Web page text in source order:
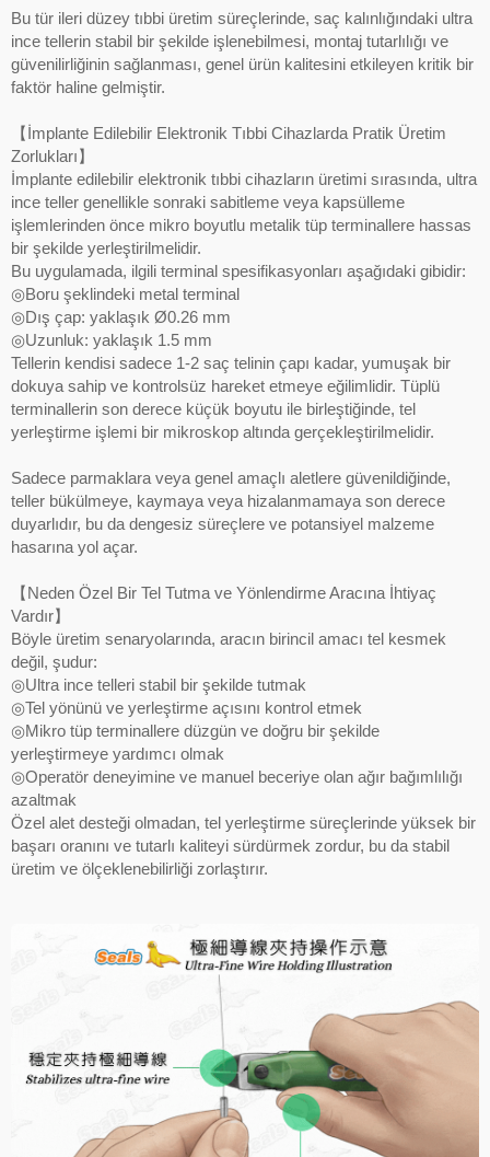
Bu tür ileri düzey tıbbi üretim süreçlerinde, saç kalınlığındaki ultra
ince tellerin stabil bir şekilde işlenebilmesi, montaj tutarlılığı ve
güvenilirliğinin sağlanması, genel ürün kalitesini etkileyen kritik bir
faktör haline gelmiştir.
【İmplante Edilebilir Elektronik Tıbbi Cihazlarda Pratik Üretim
Zorlukları】
İmplante edilebilir elektronik tıbbi cihazların üretimi sırasında, ultra
ince teller genellikle sonraki sabitleme veya kapsülleme
işlemlerinden önce mikro boyutlu metalik tüp terminallere hassas
bir şekilde yerleştirilmelidir.
Bu uygulamada, ilgili terminal spesifikasyonları aşağıdaki gibidir:
◎Boru şeklindeki metal terminal
◎Dış çap: yaklaşık Ø0.26 mm
◎Uzunluk: yaklaşık 1.5 mm
Tellerin kendisi sadece 1-2 saç telinin çapı kadar, yumuşak bir
dokuya sahip ve kontrolsüz hareket etmeye eğilimlidir. Tüplü
terminallerin son derece küçük boyutu ile birleştiğinde, tel
yerleştirme işlemi bir mikroskop altında gerçekleştirilmelidir.
Sadece parmaklara veya genel amaçlı aletlere güvenildiğinde,
teller bükülmeye, kaymaya veya hizalanmamaya son derece
duyarlıdır, bu da dengesiz süreçlere ve potansiyel malzeme
hasarına yol açar.
【Neden Özel Bir Tel Tutma ve Yönlendirme Aracına İhtiyaç
Vardır】
Böyle üretim senaryolarında, aracın birincil amacı tel kesmek
değil, şudur:
◎Ultra ince telleri stabil bir şekilde tutmak
◎Tel yönünü ve yerleştirme açısını kontrol etmek
◎Mikro tüp terminallere düzgün ve doğru bir şekilde
yerleştirmeye yardımcı olmak
◎Operatör deneyimine ve manuel beceriye olan ağır bağımlılığı
azaltmak
Özel alet desteği olmadan, tel yerleştirme süreçlerinde yüksek bir
başarı oranını ve tutarlı kaliteyi sürdürmek zordur, bu da stabil
üretim ve ölçeklenebilirliği zorlaştırır.